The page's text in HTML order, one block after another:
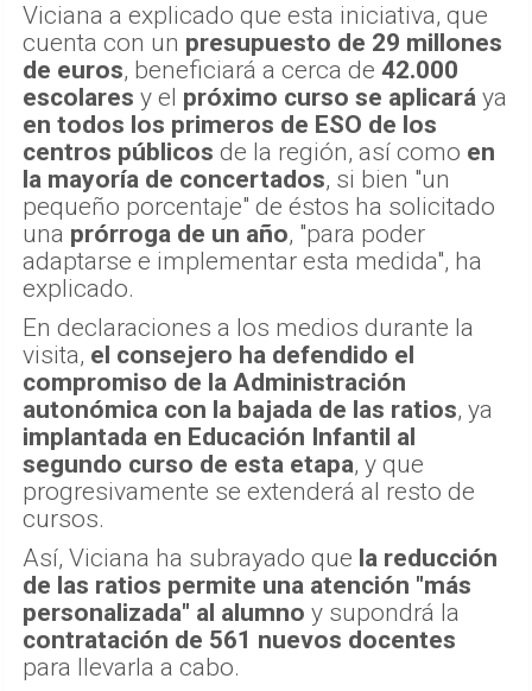
Viciana a explicado que esta iniciativa, que
cuenta con un presupuesto de 29 millones
de euros, beneficiará a cerca de 42.000
escolares y el próximo curso se aplicará ya
en todos los primeros de ESO de los
centros públicos de la región, así como en
la mayoría de concertados, si bien "un
pequeño porcentaje" de éstos ha solicitado
una prórroga de un año, "para poder
adaptarse e implementar esta medida", ha
explicado.
En declaraciones a los medios durante la
visita, el consejero ha defendido el
compromiso de la Administración
autonómica con la bajada de las ratios, ya
implantada en Educación Infantil al
segundo curso de esta etapa, y que
progresivamente se extenderá al resto de
cursos.
Así, Viciana ha subrayado que la reducción
de las ratios permite una atención "más
personalizada" al alumno y supondrá la
contratación de 561 nuevos docentes
para llevarla a cabo.